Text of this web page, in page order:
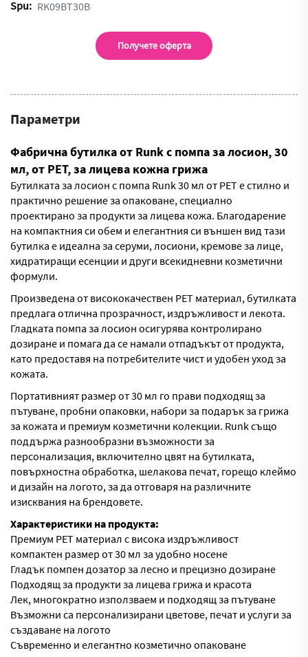
Spu: RK09BT30B
Получете оферта
Параметри
Фабрична бутилка от Runk с помпа за лосион, 30
мл, от PET, за лицева кожна грижа
Бутилката за лосион с помпа Runk 30 мл от PET е стилно и
практично решение за опаковане, специално
проектирано за продукти за лицева кожа. Благодарение
на компактния си обем и елегантния си външен вид тази
бутилка е идеална за серуми, лосиони, кремове за лице,
хидратиращи есенции и други всекидневни козметични
формули.
Произведена от висококачествен PET материал, бутилката
предлага отлична прозрачност, издръжливост и лекота.
Гладката помпа за лосион осигурява контролирано
дозиране и помага да се намали отпадъкът от продукта,
като предоставя на потребителите чист и удобен уход за
кожата.
Портативният размер от 30 мл го прави подходящ за
пътуване, пробни опаковки, набори за подарък за грижа
за кожата и премиум козметични колекции. Runk също
поддържа разнообразни възможности за
персонализация, включително цвят на бутилката,
повърхностна обработка, шелакова печат, горещо клеймо
и дизайн на логото, за да отговаря на различните
изисквания на брендовете.
Характеристики на продукта:
Премиум PET материал с висока издръжливост
компактен размер от 30 мл за удобно носене
Гладък помпен дозатор за лесно и прецизно дозиране
Подходящ за продукти за лицева грижа и красота
Лек, многократно използваем и подходящ за пътуване
Възможни са персонализирани цветове, печат и услуги за
създаване на логото
Съвременно и елегантно козметично опаковане